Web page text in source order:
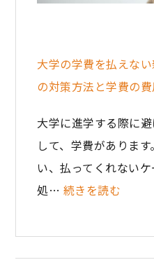
大学の学費を払えな
の対策方法と学費の
大学に進学する際に
して、学費がありま
い、払ってくれない
処… 続きを読む